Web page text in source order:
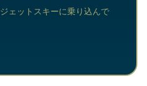
ェットスキーに乗り込んで